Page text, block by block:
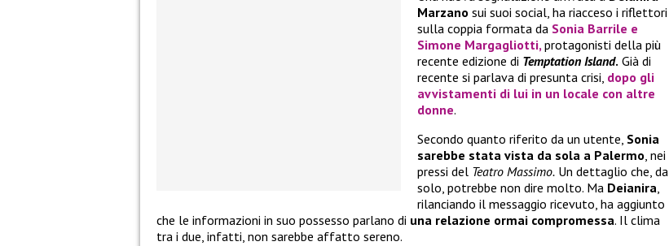
Marzano sui suoi social, ha riacceso i riflettori
sulla coppia formata da Sonia Barrile e
Simone Margagliotti,protagonisti della più
recente edizione di Temptation Island. Già di
recente si parlava di presunta crisi, dopo gli
avvistamenti di lui in un locale con altre
donne.
Secondo quanto riferito da un utente, Sonia
sarebbe stata vista da sola a Palermo, nei
pressi del Teatro Massimo. Un dettaglio che, da
solo, potrebbe non dire molto. Ma Deianira,
rilanciando il messaggio ricevuto, ha aggiunto
che le informazioni in suo possesso parlano di una relazione ormai compromessa. Il clima
tra i due, infatti, non sarebbe affatto sereno.